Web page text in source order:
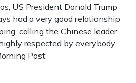
US President Donald Trump
had a very good relationship
calling the Chinese leader
respected by everybody”.
Post